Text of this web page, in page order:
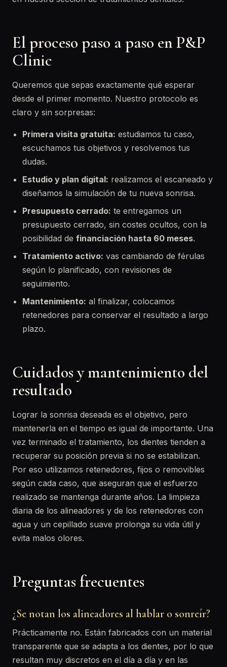
El proceso paso a paso en P&P
Clinic
Queremos que sepas exactamente qué esperar
desde el primer momento. Nuestro protocolo es
claro y sin sorpresas:
Primera visita gratuita: estudiamos tu caso,
escuchamos tus objetivos y resolvemos tus
dudas.
Estudio y plan digital: realizamos el escaneado y
diseñamos la simulación de tu nueva sonrisa.
Presupuesto cerrado: te entregamos un
presupuesto cerrado, sin costes ocultos, con la
posibilidad de financiación hasta 60 meses.
Tratamiento activo: vas cambiando de férulas
según lo planificado, con revisiones de
seguimiento.
Mantenimiento: al finalizar, colocamos
retenedores para conservar el resultado a largo
plazo.
Cuidados y mantenimiento del
resultado
Lograr la sonrisa deseada es el objetivo, pero
mantenerla en el tiempo es igual de importante. Una
vez terminado el tratamiento, los dientes tienden a
recuperar su posición previa si no se estabilizan.
Por eso utilizamos retenedores, fijos o removibles
según cada caso, que aseguran que el esfuerzo
realizado se mantenga durante años. La limpieza
diaria de los alineadores y de los retenedores con
agua y un cepillado suave prolonga su vida útil y
evita malos olores.
Preguntas frecuentes
¿Se notan los alineadores al hablar o sonreír?
Prácticamente no. Están fabricados con un material
transparente que se adapta a los dientes, por lo que
resultan muy discretos en el día a día y en las